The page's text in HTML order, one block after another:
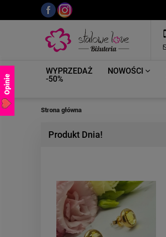
WYPRZEDAŻ
-50%
NOWOŚCI
Strona główna
Produkt Dnia!
Opinie